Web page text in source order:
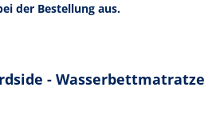
der Bestellung aus.
-